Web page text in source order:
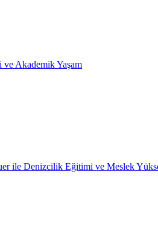
Akademik Yaşam
ile Denizcilik Eğitimi ve Meslek